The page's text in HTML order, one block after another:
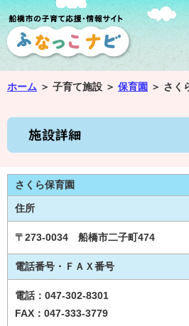
ホーム ＞ 子育て施設 ＞ 保育園 ＞ さく
さくら保育園
住所
〒273-0034 船橋市二子町474
電話番号・ＦＡＸ番号
電話：047-302-8301
FAX：047-333-3779